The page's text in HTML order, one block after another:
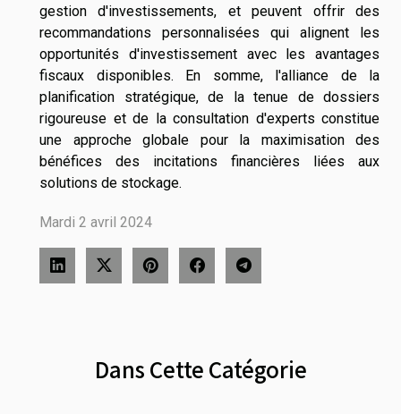
Dans Cette Catégorie
gestion d'investissements, et peuvent offrir des
recommandations personnalisées qui alignent les
opportunités d'investissement avec les avantages
fiscaux disponibles. En somme, l'alliance de la
planification stratégique, de la tenue de dossiers
rigoureuse et de la consultation d'experts constitue
une approche globale pour la maximisation des
bénéfices des incitations financières liées aux
solutions de stockage.
Mardi 2 avril 2024